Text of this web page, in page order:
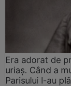
Era adorat de
uriaș. Când a
Parisului l-au